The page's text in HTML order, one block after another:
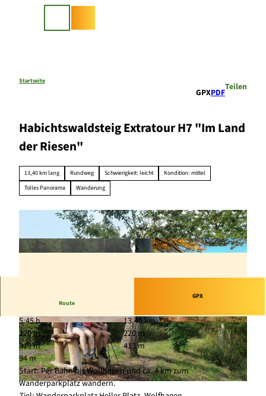
Startseite
GPXPDF
Teilen
Habichtswaldsteig Extratour H7 "Im Land
der Riesen"
13,40 km lang Rundweg Schwierigkeit: leicht
Kondition: mittel
Tolles Panorama
Wanderung
© TAG Naturpark Habichtswald, Otto Hartmann |
© TAG Naturpark Habichtswald e.V., Claudia Th
öne |
CC-BY
© TAG Naturpark Habihtswald e.V., Norbert Sch
röder |CC-BY
Route
GPX
5:45 h
13,40 km
220 m
220 m
319 m
413 m
94 m
Start: Per Bahn bis Wolfhagen und ca. 4 km zum
Wanderparkplatz wandern.